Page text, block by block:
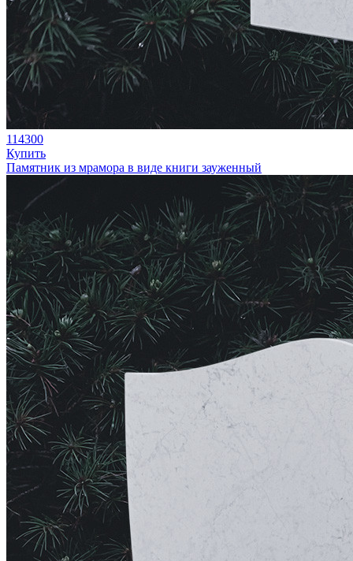
114300
Купить
Памятник из мрамора в виде книги зауженный